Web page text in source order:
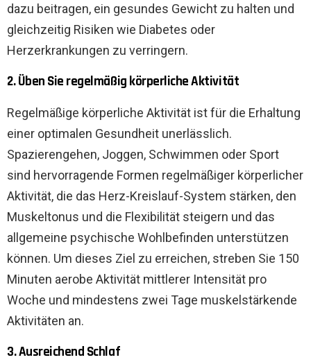
dazu beitragen, ein gesundes Gewicht zu halten und
gleichzeitig Risiken wie Diabetes oder
Herzerkrankungen zu verringern.
2. Üben Sie regelmäßig körperliche Aktivität
Regelmäßige körperliche Aktivität ist für die Erhaltung
einer optimalen Gesundheit unerlässlich.
Spazierengehen, Joggen, Schwimmen oder Sport
sind hervorragende Formen regelmäßiger körperlicher
Aktivität, die das Herz-Kreislauf-System stärken, den
Muskeltonus und die Flexibilität steigern und das
allgemeine psychische Wohlbefinden unterstützen
können. Um dieses Ziel zu erreichen, streben Sie 150
Minuten aerobe Aktivität mittlerer Intensität pro
Woche und mindestens zwei Tage muskelstärkende
Aktivitäten an.
3. Ausreichend Schlaf